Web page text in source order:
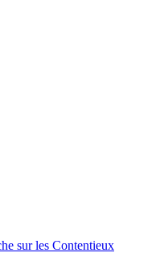
sur les Contentieux